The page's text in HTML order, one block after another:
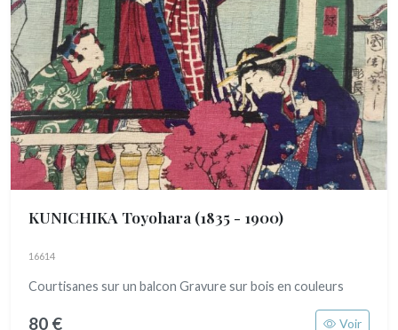
KUNICHIKA Toyohara (1835 - 1900)
16614
Courtisanes sur un balcon Gravure sur bois en couleurs
80 € Voir